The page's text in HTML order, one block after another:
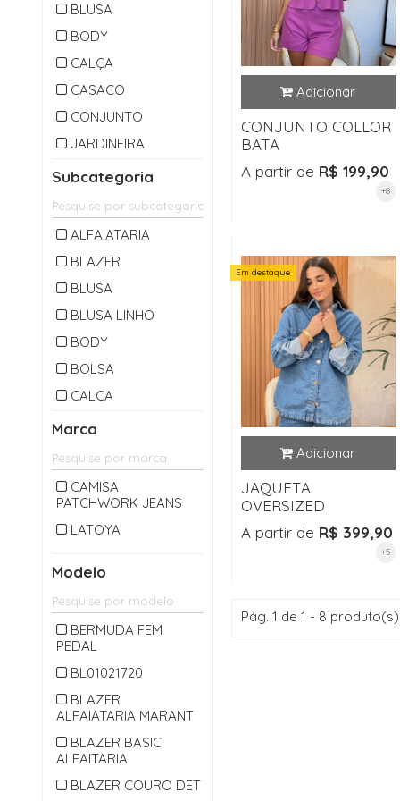
BLUSA
BODY
CALÇA
CASACO
CONJUNTO
JARDINEIRA
MACACAO
PARKA
Subcategoria
ALFAIATARIA
BLAZER
BLUSA
BLUSA LINHO
BODY
BOLSA
CALÇA
CALÇA LONGA
CARDIGAM
CASACO
CASAQUETO
CINTO
COLETE
CONJUNTO
CROPPED
JAQUETA
JARDINEIRA
JEANS
Marca
CAMISA
PATCHWORK JEANS
LATOYA
Modelo
BERMUDA FEM
PEDAL
BL01021720
BLAZER
ALFAIATARIA MARANT
BLAZER BASIC
ALFAITARIA
BLAZER COURO DET
CONJUNTO COLLOR
BATA
A partir de R$ 199,90
+8
Em destaque
JAQUETA
OVERSIZED
A partir de R$ 399,90
+5
Pág. 1 de 1 - 8 produto(s)